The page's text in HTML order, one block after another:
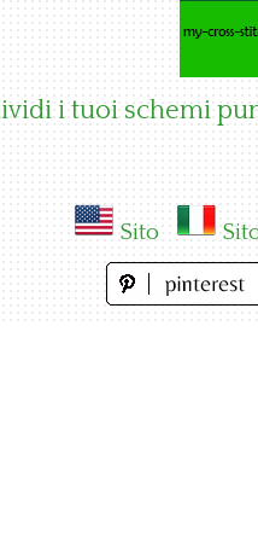
i tuoi schemi
Sito